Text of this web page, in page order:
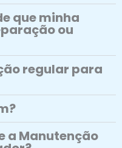
que minha
ou
regular para
a Manutenção